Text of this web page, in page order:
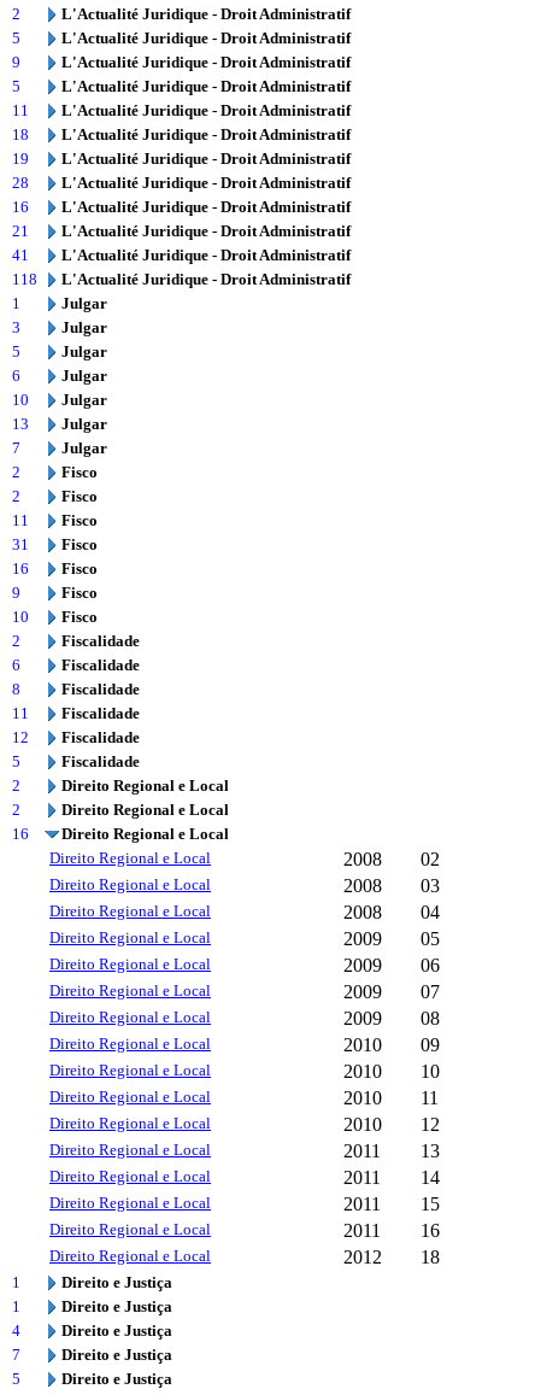
2
L'Actualité Juridique - Droit Administratif
5
L'Actualité Juridique - Droit Administratif
9
L'Actualité Juridique - Droit Administratif
5
L'Actualité Juridique - Droit Administratif
11
L'Actualité Juridique - Droit Administratif
18
L'Actualité Juridique - Droit Administratif
19
L'Actualité Juridique - Droit Administratif
28
L'Actualité Juridique - Droit Administratif
16
L'Actualité Juridique - Droit Administratif
21
L'Actualité Juridique - Droit Administratif
41
L'Actualité Juridique - Droit Administratif
118
L'Actualité Juridique - Droit Administratif
1
Julgar
3
Julgar
5
Julgar
6
Julgar
10
Julgar
13
Julgar
7
Julgar
2
Fisco
2
Fisco
11
Fisco
31
Fisco
16
Fisco
9
Fisco
10
Fisco
2
Fiscalidade
6
Fiscalidade
8
Fiscalidade
11
Fiscalidade
12
Fiscalidade
5
Fiscalidade
2
Direito Regional e Local
2
Direito Regional e Local
16
Direito Regional e Local
Direito Regional e Local
2008 02
Direito Regional e Local 2008 03
Direito Regional e Local 2008 04
Direito Regional e Local 2009 05
Direito Regional e Local 2009 06
Direito Regional e Local 2009 07
Direito Regional e Local 2009 08
Direito Regional e Local 2010 09
Direito Regional e Local 2010 10
Direito Regional e Local 2010 11
Direito Regional e Local 2010 12
Direito Regional e Local 2011 13
Direito Regional e Local 2011 14
Direito Regional e Local 2011 15
Direito Regional e Local 2011 16
Direito Regional e Local 2012 18
1
Direito e Justiça
1
Direito e Justiça
4
Direito e Justiça
7
Direito e Justiça
5
Direito e Justiça